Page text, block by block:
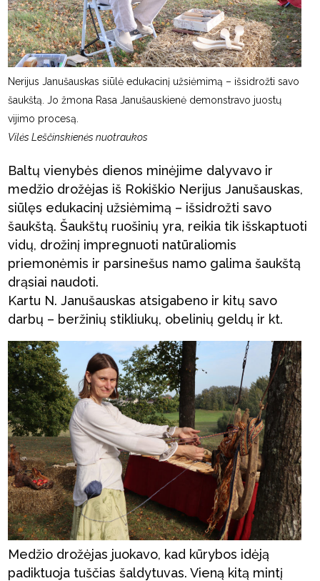
Nerijus Janušauskas siūlė edukacinį užsiėmimą – išsidrožti savo
šaukštą. Jo žmona Rasa Janušauskienė demonstravo juostų
vijimo procesą.
Vilės Leščinskienės nuotraukos
Baltų vienybės dienos minėjime dalyvavo ir
medžio drožėjas iš Rokiškio Nerijus Janušauskas,
siūlęs edukacinį užsiėmimą – išsidrožti savo
šaukštą. Šaukštų ruošinių yra, reikia tik išskaptuoti
vidų, drožinį impregnuoti natūraliomis
priemonėmis ir parsinešus namo galima šaukštą
drąsiai naudoti.
Kartu N. Janušauskas atsigabeno ir kitų savo
darbų – beržinių stikliukų, obelinių geldų ir kt.
Medžio drožėjas juokavo, kad kūrybos idėją
padiktuoja tuščias šaldytuvas. Vieną kitą mintį